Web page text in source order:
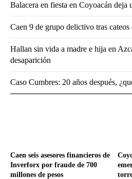
Caen seis asesores financieros de
Inverforx por fraude de 700
millones de pesos
Balacera en fiesta en Coyoacán deja
Caen 9 de grupo delictivo tras
Hallan sin vida a madre e hija en
desaparición
Caso Cumbres: 20 años después,